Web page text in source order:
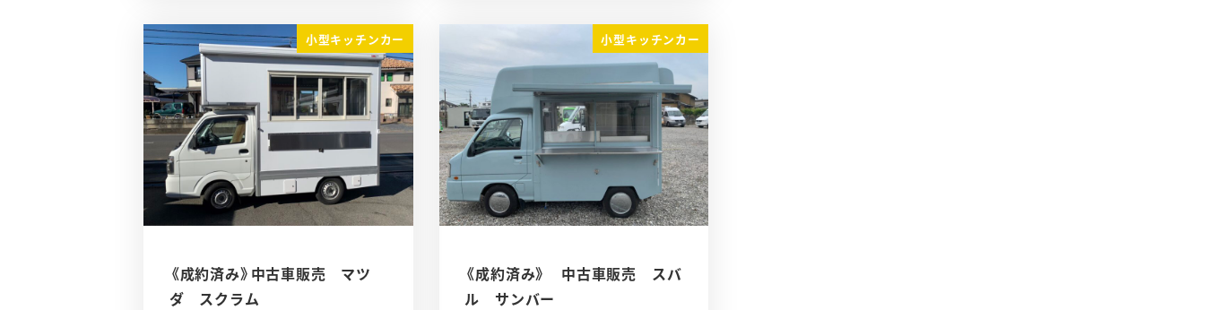
小型キッチンカー
《成約済み》中古車販売 マツ
ダ スクラム
小型キッチンカー
《成約済み》 中古車販売 スバ
ル サンバー